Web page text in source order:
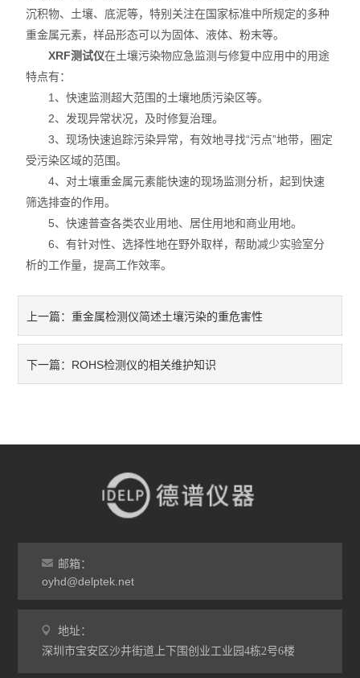
镀层测厚仪/膜厚仪
维修国内、国外ROHS检测仪
口罩设备
光谱仪
气质联用仪
RoHS2.0检测仪
沉积物、土壤、底泥等，特别关注在国家标准中所规定的多种
重金属元素，样品形态可以为固体、液体、粉末等。
XRF测试仪在土壤污染物应急监测与修复中应用中的用途
特点有：
1、快速监测超大范围的土壤地质污染区等。
2、发现异常状况，及时修复治理。
3、现场快速追踪污染异常，有效地寻找“污点”地带，圈定
受污染区域的范围。
4、对土壤重金属元素能快速的现场监测分析，起到快速
筛选排查的作用。
5、快速普查各类农业用地、居住用地和商业用地。
6、有针对性、选择性地在野外取样，帮助减少实验室分
析的工作量，提高工作效率。
上一篇：重金属检测仪简述土壤污染的重危害性
下一篇： ROHS检测仪的相关维护知识
邮箱：
oyhd@delptek.net
地址：
深圳市宝安区沙井街道上下围创业工业园4栋2号6楼